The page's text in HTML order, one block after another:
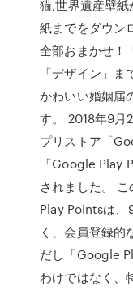
猫,世界遺産壁
紙までをダウン
全部おまかせ！
「デザイン」
かわいい婚姻届
す。 2018年9月
プリストア「
「Google Play
されました。
Play Pointsは、
く、会員登録的
だし「Google
わけではなく、